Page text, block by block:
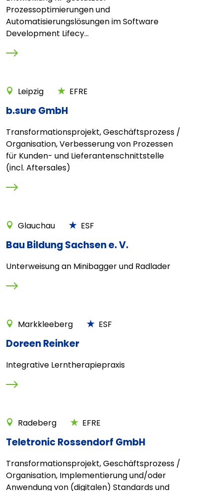
Prozessoptimierungen und
Automatisierungslösungen im Software
Development Lifecy...
Leipzig EFRE
b.sure GmbH
Transformationsprojekt, Geschäftsprozess /
Organisation, Verbesserung von Prozessen
für Kunden- und Lieferantenschnittstelle
(incl. Aftersales)
Glauchau ESF
Bau Bildung Sachsen e. V.
Unterweisung an Minibagger und Radlader
Markkleeberg ESF
Doreen Reinker
Integrative Lerntherapiepraxis
Radeberg EFRE
Teletronic Rossendorf GmbH
Transformationsprojekt, Geschäftsprozess /
Organisation, Implementierung und/oder
Anwendung von (digitalen) Standards und